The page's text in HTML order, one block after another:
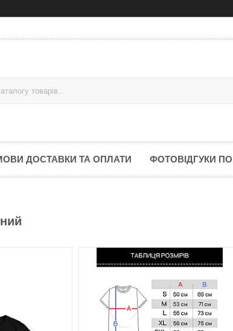
ДОСТАВКИ ТА ОПЛАТИ ФОТОВІДГУКИ